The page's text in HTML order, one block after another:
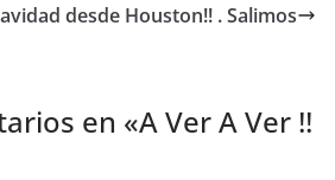
desde Houston!! . Salimos
en «A Ver A Ver !!